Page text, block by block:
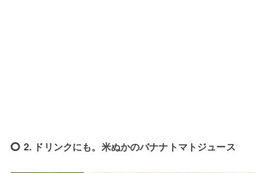
2. ドリンクにも。米ぬかのバナナトマトジュース